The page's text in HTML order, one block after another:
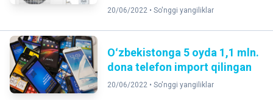
20/06/2022 • So'nggi yangiliklar
Oʻzbekistonga 5 oyda 1,1 mln.
dona telefon import qilingan
20/06/2022 • So'nggi yangiliklar